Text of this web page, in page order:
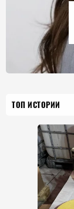
ТОП ИСТОРИИ